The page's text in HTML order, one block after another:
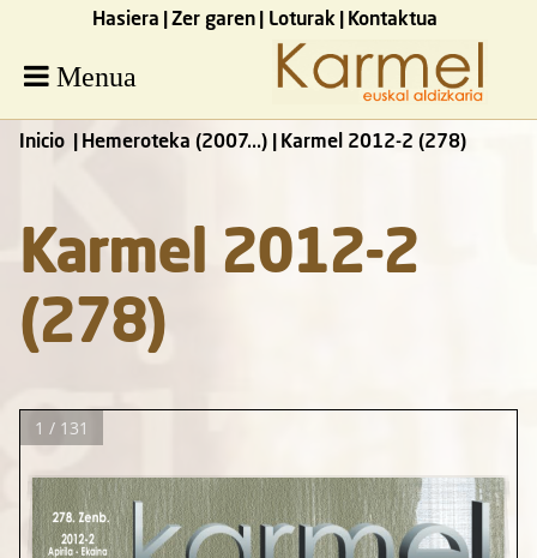
Hasiera Zer garen Loturak Kontaktua
Menua
Inicio Hemeroteka (2007...) Karmel 2012-2 (278)
Karmel 2012-2
(278)
1 / 131